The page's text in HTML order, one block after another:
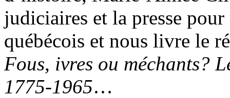
judiciaires et la presse
québécois et nous livre le
Fous, ivres ou méchants?
1775-1965…